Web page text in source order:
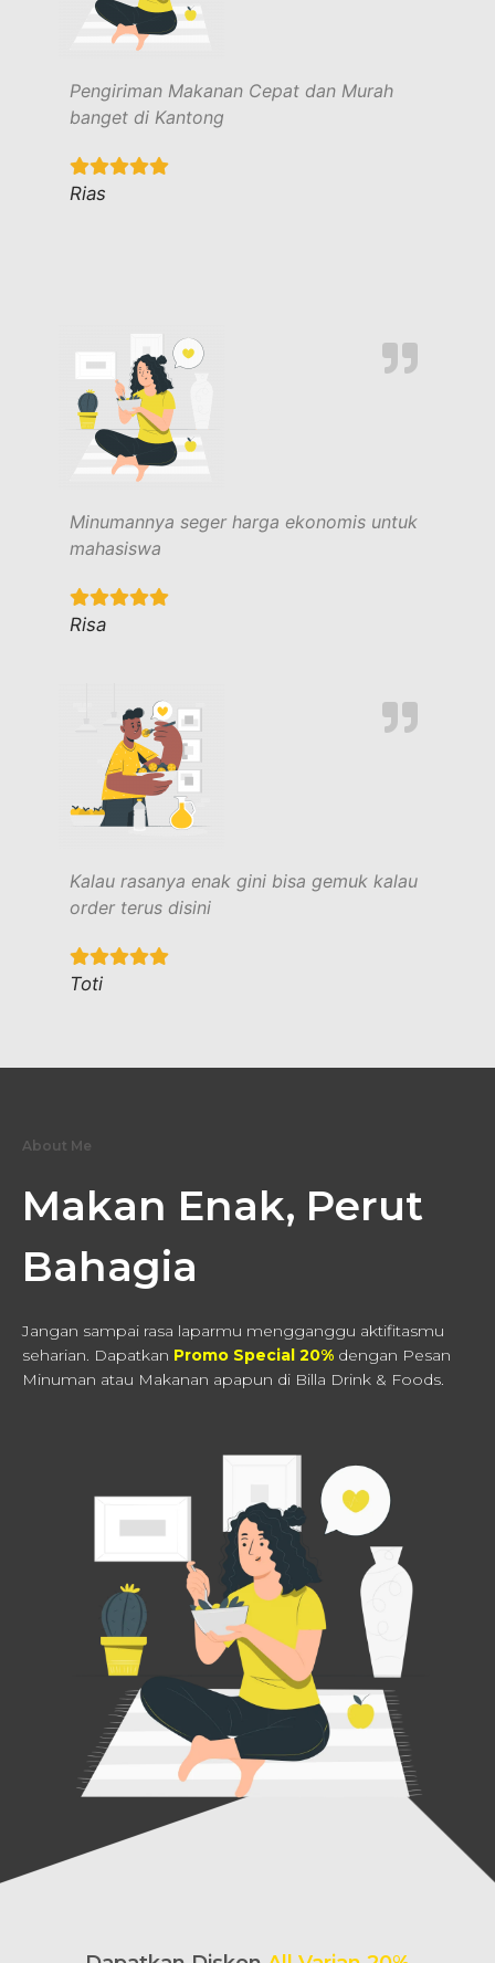
Pengiriman Makanan Cepat dan Murah
banget di Kantong
Rias
Minumannya seger harga ekonomis untuk
mahasiswa
Risa
Kalau rasanya enak gini bisa gemuk kalau
order terus disini
Toti
About Me
Makan Enak, Perut
Bahagia
Jangan sampai rasa laparmu mengganggu aktifitasmu
seharian. Dapatkan Promo Special 20% dengan Pesan
Minuman atau Makanan apapun di Billa Drink & Foods.